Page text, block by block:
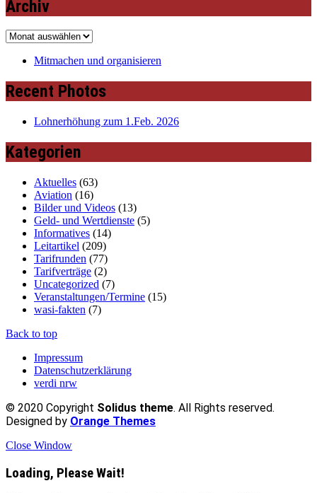
Archiv
Archiv
Mitmachen und organisieren
Recent Photos
Lohnerhöhung zum 1.Feb. 2026
Kategorien
Aktuelles (63)
Aviation (16)
Bilder und Videos (13)
Geld- und Wertdienste (5)
Informatives (14)
Leitartikel (209)
Tarifrunden (77)
Tarifverträge (2)
Uncategorized (7)
Veranstaltungen/Termine (15)
wasi-fakten (7)
Back to top
Impressum
Datenschutzerklärung
verdi nrw
© 2020 Copyright Solidus theme. All Rights reserved.
Designed by Orange Themes
Close Window
Loading, Please Wait!